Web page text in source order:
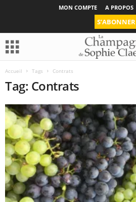
MON COMPTE A PROPOS
S’ABONNER
Accueil Tags Contrats
Tag: Contrats